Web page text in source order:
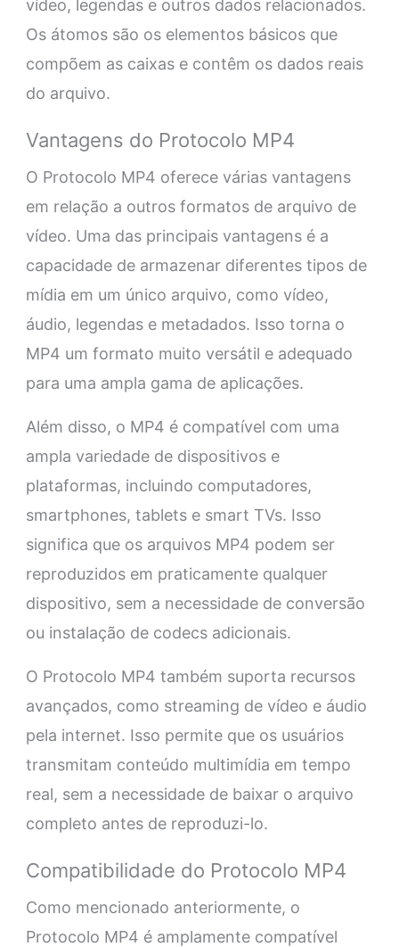
vídeo, legendas e outros dados relacionados.
Os átomos são os elementos básicos que
compõem as caixas e contêm os dados reais
do arquivo.
Vantagens do Protocolo MP4
O Protocolo MP4 oferece várias vantagens
em relação a outros formatos de arquivo de
vídeo. Uma das principais vantagens é a
capacidade de armazenar diferentes tipos de
mídia em um único arquivo, como vídeo,
áudio, legendas e metadados. Isso torna o
MP4 um formato muito versátil e adequado
para uma ampla gama de aplicações.
Além disso, o MP4 é compatível com uma
ampla variedade de dispositivos e
plataformas, incluindo computadores,
smartphones, tablets e smart TVs. Isso
significa que os arquivos MP4 podem ser
reproduzidos em praticamente qualquer
dispositivo, sem a necessidade de conversão
ou instalação de codecs adicionais.
O Protocolo MP4 também suporta recursos
avançados, como streaming de vídeo e áudio
pela internet. Isso permite que os usuários
transmitam conteúdo multimídia em tempo
real, sem a necessidade de baixar o arquivo
completo antes de reproduzi-lo.
Compatibilidade do Protocolo MP4
Como mencionado anteriormente, o
Protocolo MP4 é amplamente compatível